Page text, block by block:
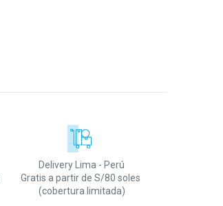
Delivery Lima - Perú
Gratis a partir de S/80 soles
(cobertura limitada)